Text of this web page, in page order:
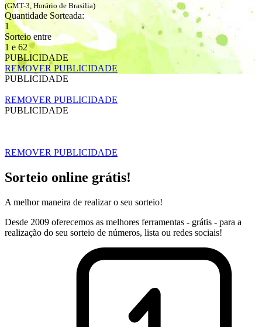
(GMT-3, Horário de Brasilia)
Quantidade Sorteada:
1
Sorteio entre
1 e 62
PUBLICIDADE
REMOVER PUBLICIDADE
PUBLICIDADE
REMOVER PUBLICIDADE
PUBLICIDADE
REMOVER PUBLICIDADE
Sorteio online grátis!
A melhor maneira de realizar o seu sorteio!
Desde 2009 oferecemos as melhores ferramentas - grátis - para a
realização do seu sorteio de números, lista ou redes sociais!